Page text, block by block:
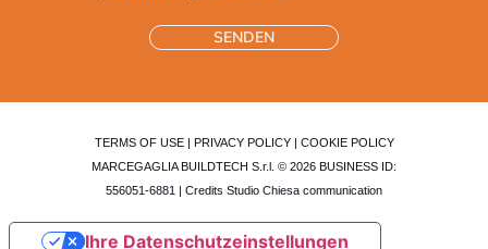
TERMS OF USE| PRIVACY POLICY| COOKIE POLICY
MARCEGAGLIA BUILDTECH S.r.l. © 2026 BUSINESS ID:
556051-6881 | Credits Studio Chiesa communication
Ihre Datenschutzeinstellungen